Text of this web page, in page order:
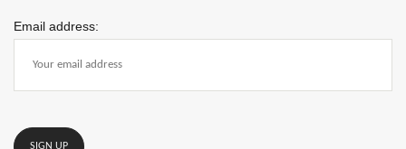
Email address: